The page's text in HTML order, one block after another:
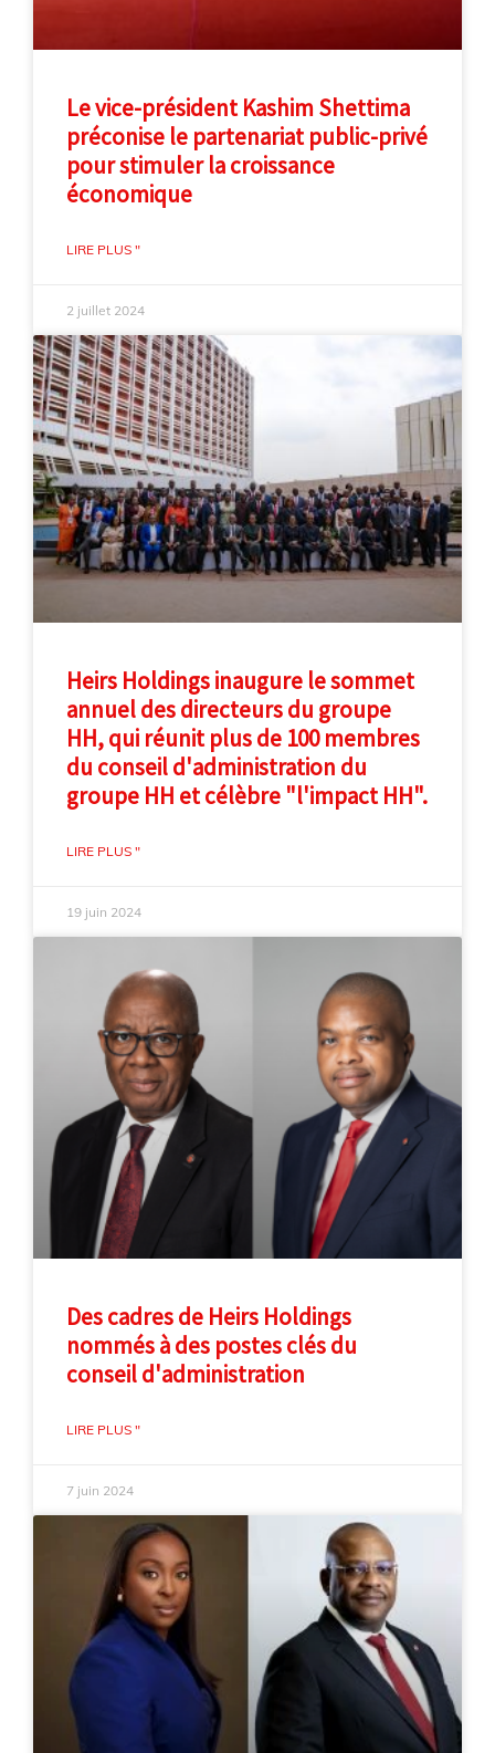
Le vice-président Kashim Shettima
préconise le partenariat public-privé
pour stimuler la croissance
économique
LIRE PLUS "
2 juillet 2024
Heirs Holdings inaugure le sommet
annuel des directeurs du groupe
HH, qui réunit plus de 100 membres
du conseil d'administration du
groupe HH et célèbre "l'impact HH".
LIRE PLUS "
19 juin 2024
Des cadres de Heirs Holdings
nommés à des postes clés du
conseil d'administration
LIRE PLUS "
7 juin 2024